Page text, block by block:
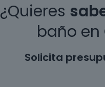
¿Quieres
baño en
Solicita